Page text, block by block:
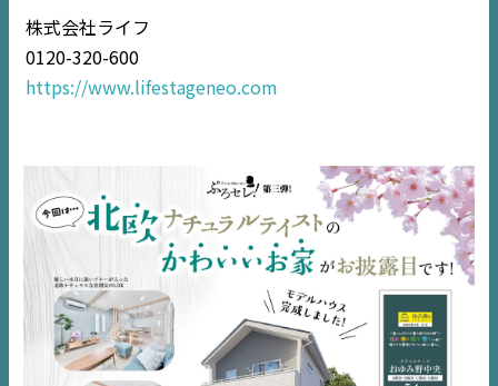
NEWS
住宅情報誌ミッケル
市原 エリア
千葉
エリア
内房エリア
デジタルサイネージ
株式会社ライフ
0120-320-600
https://www.lifestageneo.com